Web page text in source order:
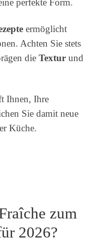
perfekte Form.
ermöglicht
Achten Sie stets
die Textur und
Ihnen, Ihre
Sie damit neue
Küche.
zum
2026?